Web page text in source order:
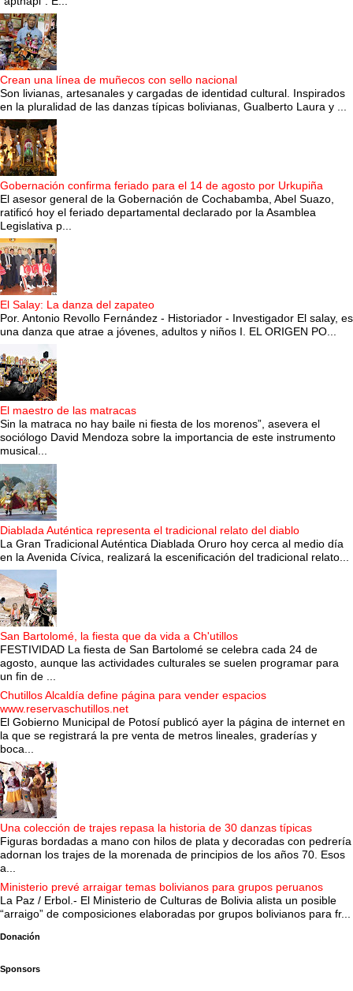
Crean una línea de muñecos con sello nacional
Son livianas, artesanales y cargadas de identidad cultural. Inspirados
en la pluralidad de las danzas típicas bolivianas, Gualberto Laura y ...
Gobernación confirma feriado para el 14 de agosto por Urkupiña
El asesor general de la Gobernación de Cochabamba, Abel Suazo,
ratificó hoy el feriado departamental declarado por la Asamblea
Legislativa p...
El Salay: La danza del zapateo
Por. Antonio Revollo Fernández - Historiador - Investigador El salay, es
una danza que atrae a jóvenes, adultos y niños I. EL ORIGEN PO...
El maestro de las matracas
Sin la matraca no hay baile ni fiesta de los morenos”, asevera el
sociólogo David Mendoza sobre la importancia de este instrumento
musical...
Diablada Auténtica representa el tradicional relato del diablo
La Gran Tradicional Auténtica Diablada Oruro hoy cerca al medio día
en la Avenida Cívica, realizará la escenificación del tradicional relato...
San Bartolomé, la fiesta que da vida a Ch'utillos
FESTIVIDAD La fiesta de San Bartolomé se celebra cada 24 de
agosto, aunque las actividades culturales se suelen programar para
un fin de ...
Chutillos Alcaldía define página para vender espacios
www.reservaschutillos.net
El Gobierno Municipal de Potosí publicó ayer la página de internet en
la que se registrará la pre venta de metros lineales, graderías y
boca...
Una colección de trajes repasa la historia de 30 danzas típicas
Figuras bordadas a mano con hilos de plata y decoradas con pedrería
adornan los trajes de la morenada de principios de los años 70. Esos
a...
Ministerio prevé arraigar temas bolivianos para grupos peruanos
La Paz / Erbol.- El Ministerio de Culturas de Bolivia alista un posible
“arraigo” de composiciones elaboradas por grupos bolivianos para fr...
Donación
Sponsors